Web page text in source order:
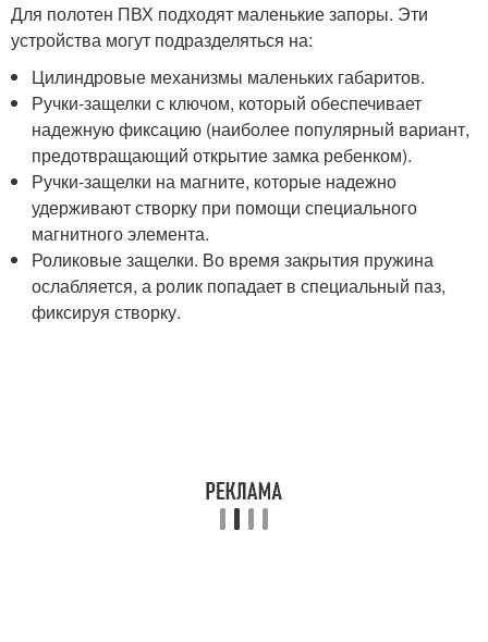
Для полотен ПВХ подходят маленькие запоры. Эти
устройства могут подразделяться на:
Цилиндровые механизмы маленьких габаритов.
Ручки-защелки с ключом, который обеспечивает
надежную фиксацию (наиболее популярный вариант,
предотвращающий открытие замка ребенком).
Ручки-защелки на магните, которые надежно
удерживают створку при помощи специального
магнитного элемента.
Роликовые защелки. Во время закрытия пружина
ослабляется, а ролик попадает в специальный паз,
фиксируя створку.